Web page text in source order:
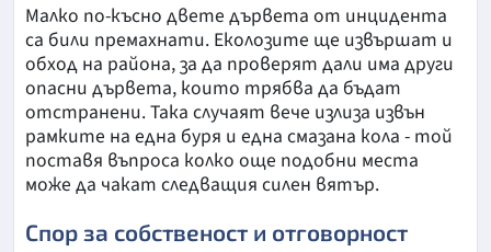
Малко по-късно двете дървета от инцидента
са били премахнати. Еколозите ще извършат и
обход на района, за да проверят дали има други
опасни дървета, които трябва да бъдат
отстранени. Така случаят вече излиза извън
рамките на една буря и една смазана кола - той
поставя въпроса колко още подобни места
може да чакат следващия силен вятър.
Спор за собственост и отговорност